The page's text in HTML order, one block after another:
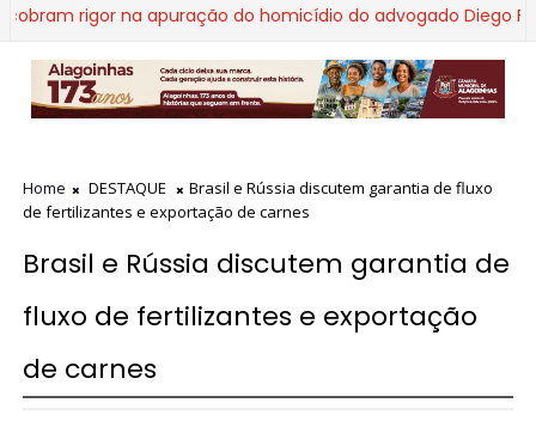
rigor na apuração do homicídio do advogado Diego Fraga
Home DESTAQUE
Brasil e Rússia discutem garantia de fluxo
de fertilizantes e exportação de carnes
Brasil e Rússia discutem garantia de
fluxo de fertilizantes e exportação
de carnes